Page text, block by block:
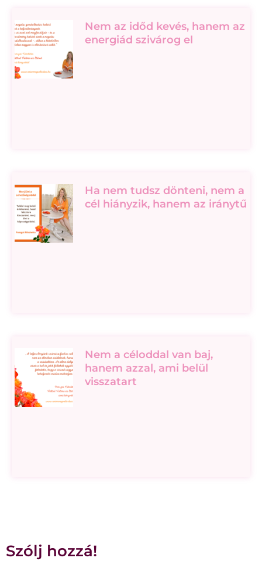
Nem az időd kevés, hanem az
energiád szivárog el
Ha nem tudsz dönteni, nem a
cél hiányzik, hanem az iránytű
Nem a céloddal van baj,
hanem azzal, ami belül
visszatart
Szólj hozzá!